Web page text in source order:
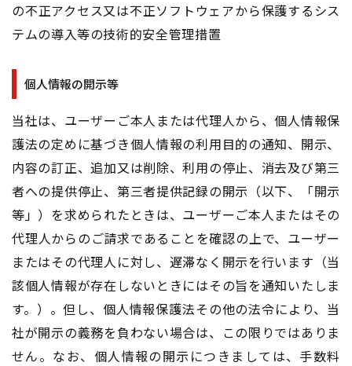
の不正アクセス又は不正ソフトウェアから保護するシス
テムの導入等の技術的安全管理措置
個人情報の開示等
当社は、ユーザーご本人または代理人から、個人情報保
護法の定めに基づき個人情報の利用目的の通知、開示、
内容の訂正、追加又は削除、利用の停止、消去及び第三
者への提供停止、第三者提供記録の開示（以下、「開示
等」）を求められたときは、ユーザーご本人またはその
代理人からのご請求であることを確認の上で、ユーザー
またはその代理人に対し、遅滞なく開示を行います（当
該個人情報が存在しないときにはその旨を通知いたしま
す。）。但し、個人情報保護法その他の法令により、当
社が開示の義務を負わない場合は、この限りではありま
せん。なお、個人情報の開示につきましては、手数料